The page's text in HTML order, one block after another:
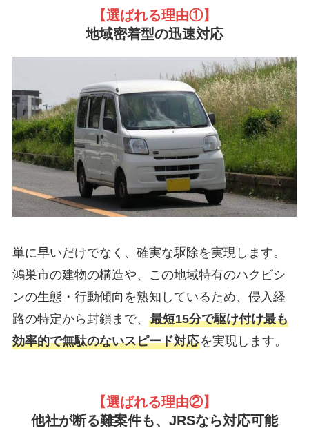
【選ばれる理由①】
地域密着型の迅速対応
単に早いだけでなく、確実な駆除を実現します。
鴻巣市の建物の構造や、この地域特有のハクビシ
ンの生態・行動傾向を熟知しているため、侵入経
路の特定から封鎖まで、 最短15分で駆け付け最も
効率的で無駄のないスピード対応を実現します。
【選ばれる理由②】
他社が断る難案件も、JRSなら対応可能